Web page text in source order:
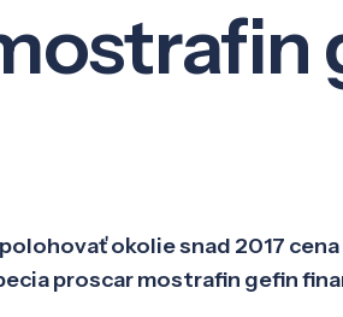
okolie snad 2017
proscar mostrafin gefin